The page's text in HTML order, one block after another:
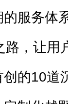
的服务体
路，让用
的10道